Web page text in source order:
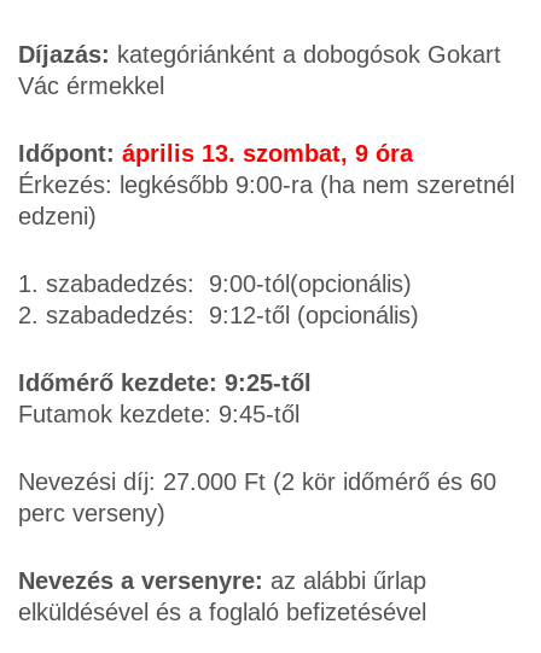
Díjazás: kategóriánként a dobogósok Gokart
Vác érmekkel
Időpont: április 13. szombat, 9 óra
Érkezés: legkésőbb 9:00-ra (ha nem szeretnél
edzeni)
1. szabadedzés: 9:00-tól(opcionális)
2. szabadedzés: 9:12-től (opcionális)
Időmérő kezdete: 9:25-től
Futamok kezdete: 9:45-től
Nevezési díj: 27.000 Ft (2 kör időmérő és 60
perc verseny)
Nevezés a versenyre: az alábbi űrlap
elküldésével és a foglaló befizetésével